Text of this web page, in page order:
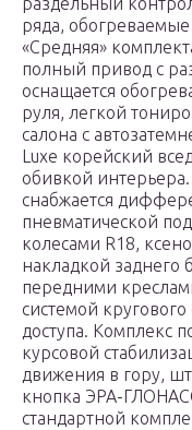
ряда,
«Средняя»
полный привод с
оснащается
руля, легкой
салона с
Luxe корейский
обивкой
снабжается
пневматической
колесами R18,
накладкой заднего
передними
системой
доступа. Комплекс
курсовой
движения в гору,
кнопка ЭРА-
стандартной